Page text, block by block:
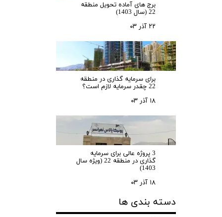
برج های آماده تحویل منطقه
22 (سال 1403)
۲۲ آذر ۰۳
برای سرمایه‌ گذاری در منطقه
22 چقدر سرمایه لازم است؟
۱۸ آذر ۰۳
3 پروژه عالی برای سرمایه
گذاری در منطقه 22 (ویژه سال
1403)
۱۸ آذر ۰۳
دسته بندی ها